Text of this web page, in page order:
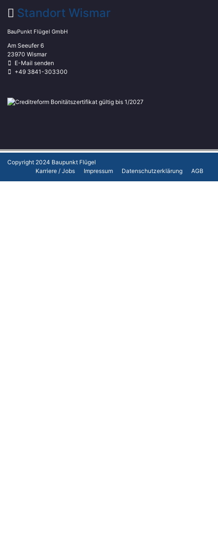
Standort Wismar
BauPunkt Flügel GmbH
Am Seeufer 6
23970 Wismar
E-Mail senden
+49 3841-303300
Copyright 2024 Baupunkt Flügel
Karriere / Jobs
Impressum Datenschutzerklärung AGB